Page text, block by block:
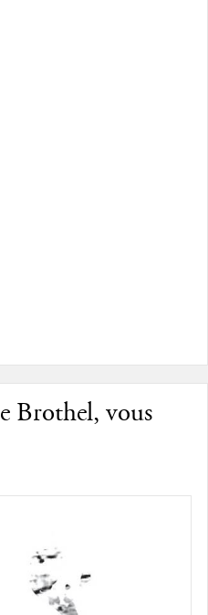
Brothel, vous